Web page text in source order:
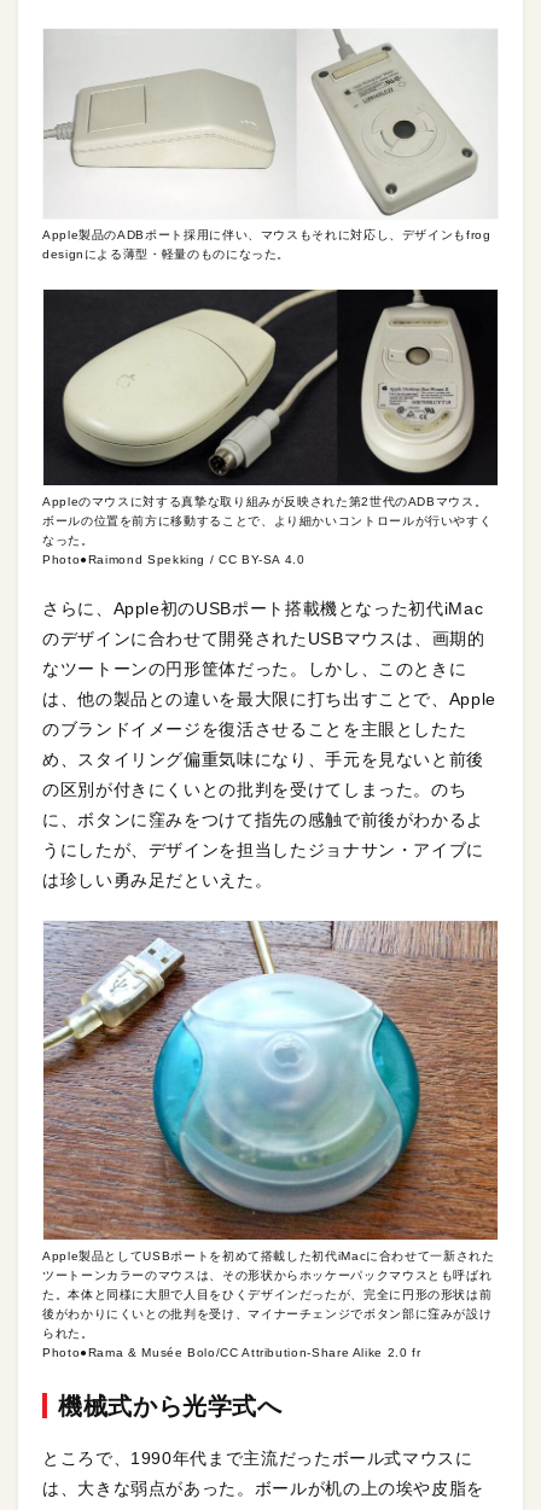
Apple製品のADBポート採用に伴い、マウスもそれに対応し、デザインもfrog
designによる薄型・軽量のものになった。
Appleのマウスに対する真摯な取り組みが反映された第2世代のADBマウス。
ボールの位置を前方に移動することで、より細かいコントロールが行いやすく
なった。
Photo●Raimond Spekking / CC BY-SA 4.0
さらに、Apple初のUSBポート搭載機となった初代iMac
のデザインに合わせて開発されたUSBマウスは、画期的
なツートーンの円形筐体だった。しかし、このときに
は、他の製品との違いを最大限に打ち出すことで、Apple
のブランドイメージを復活させることを主眼としたた
め、スタイリング偏重気味になり、手元を見ないと前後
の区別が付きにくいとの批判を受けてしまった。のち
に、ボタンに窪みをつけて指先の感触で前後がわかるよ
うにしたが、デザインを担当したジョナサン・アイブに
は珍しい勇み足だといえた。
Apple製品としてUSBポートを初めて搭載した初代iMacに合わせて一新された
ツートーンカラーのマウスは、その形状からホッケーパックマウスとも呼ばれ
た。本体と同様に大胆で人目をひくデザインだったが、完全に円形の形状は前
後がわかりにくいとの批判を受け、マイナーチェンジでボタン部に窪みが設け
られた。
Photo●Rama & Musée Bolo/CC Attribution-Share Alike 2.0 fr
機械式から光学式へ
ところで、1990年代まで主流だったボール式マウスに
は、大きな弱点があった。ボールが机の上の埃や皮脂を